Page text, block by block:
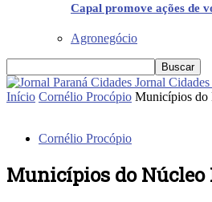
Capal promove ações de
Agronegócio
Jornal Cidades
Início Cornélio Procópio Municípios do
Cornélio Procópio
Municípios do Núcleo